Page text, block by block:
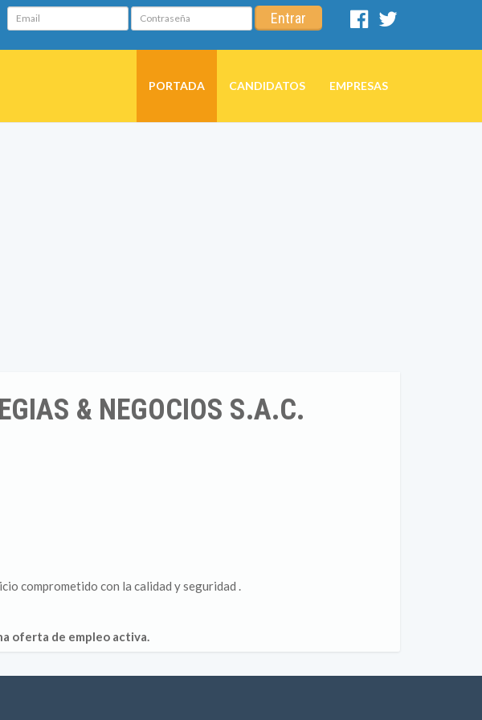
Email Contraseña Entrar
Facebook
PORTADA CANDIDATOS EMPRESAS
& NEGOCIOS S.A.C.
comprometido con la calidad y seguridad .
oferta de empleo activa.